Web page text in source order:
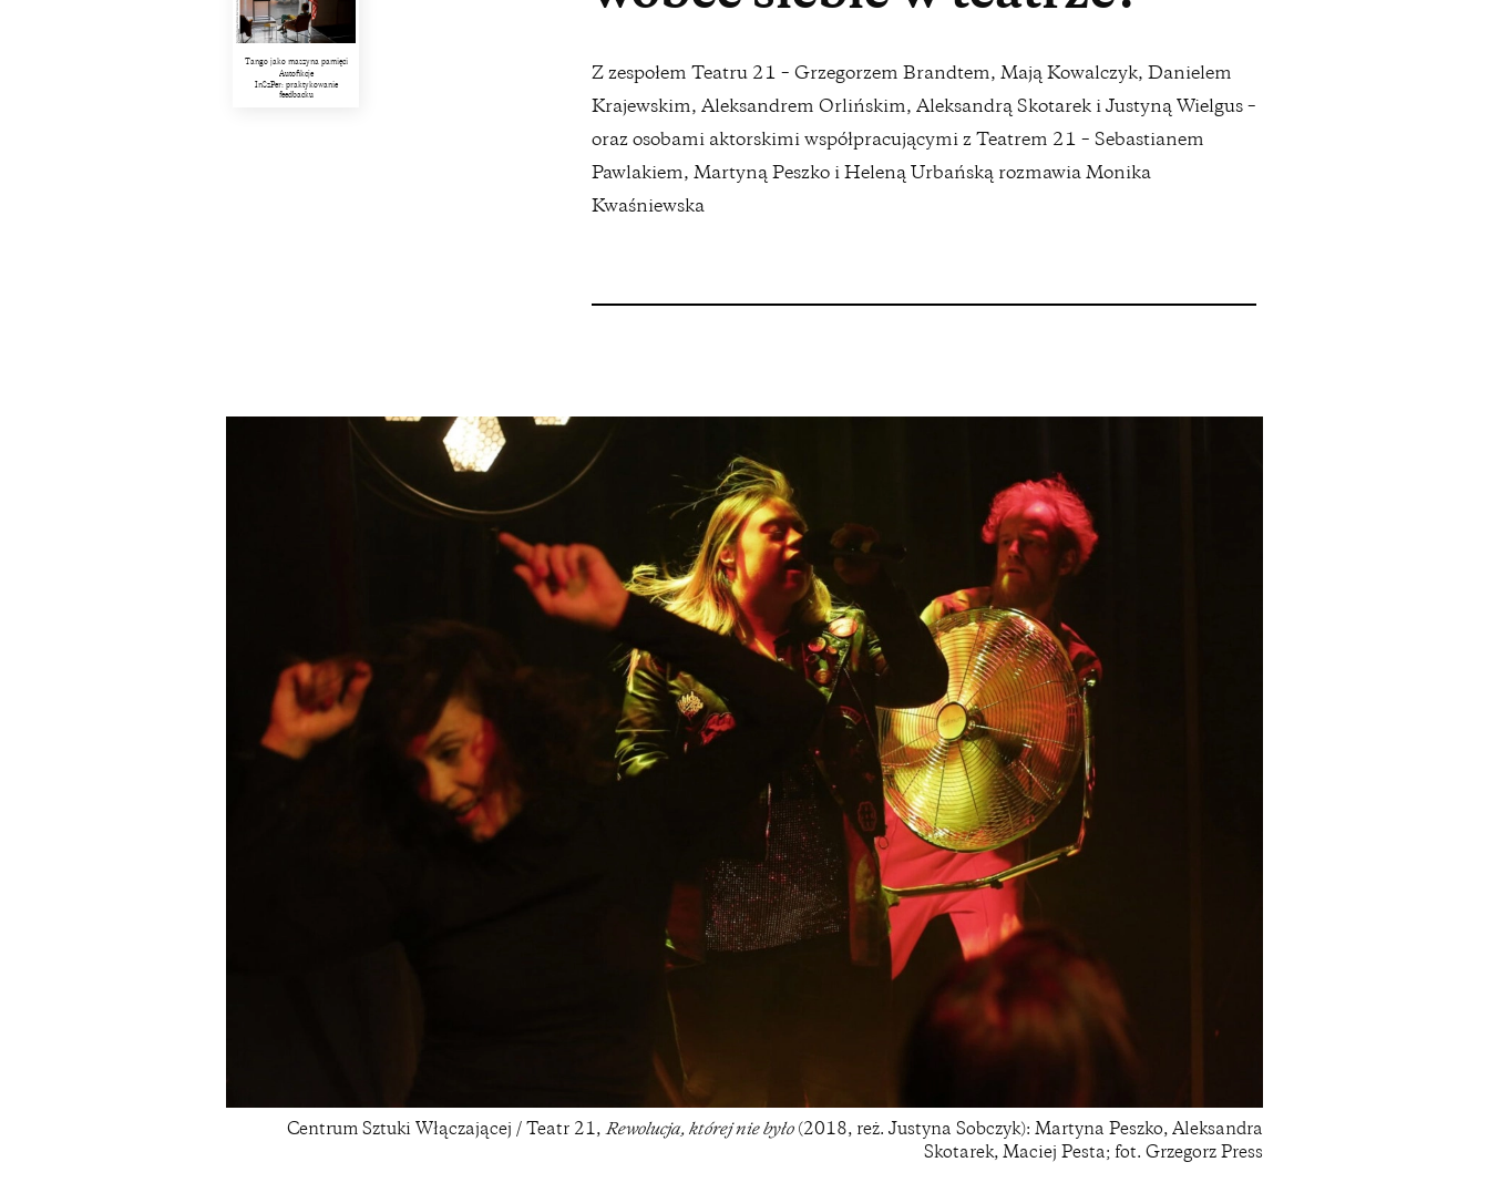
Tango jako maszyna pamięci
Autofikcje
InSzPer: praktykowanie
feedbacku
Z zespołem Teatru 21 – Grzegorzem Brandtem, Mają Kowalczyk, Danielem
Krajewskim, Aleksandrem Orlińskim, Aleksandrą Skotarek i Justyną Wielgus –
oraz osobami aktorskimi współpracującymi z Teatrem 21 – Sebastianem
Pawlakiem, Martyną Peszko i Heleną Urbańską rozmawia Monika
Kwaśniewska
Centrum Sztuki Włączającej / Teatr 21, Rewolucja, której nie było(2018, reż. Justyna Sobczyk): Martyna Peszko, Aleksandra
Skotarek, Maciej Pesta; fot. Grzegorz Press